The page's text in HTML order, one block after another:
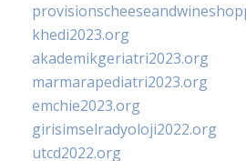
khedi2023.org
akademikgeriatri2023.org
marmarapediatri2023.org
emchie2023.org
girisimselradyoloji2022.org
utcd2022.org